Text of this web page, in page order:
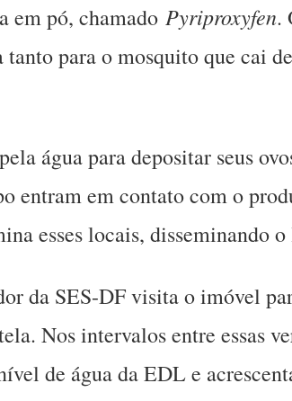
em pó, chamado Pyriproxyfen.
para o mosquito que cai
água para depositar seus
entram em contato com o
esses locais, disseminando
da SES-DF visita o imóvel
Nos intervalos entre essas
de água da EDL e